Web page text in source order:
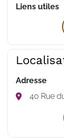
Liens utiles
Adresse
40 Rue